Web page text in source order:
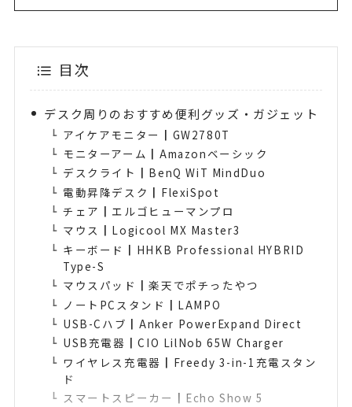
目次
デスク周りのおすすめ便利グッズ・ガジェット
アイケアモニター┃GW2780T
モニターアーム┃Amazonベーシック
デスクライト┃BenQ WiT MindDuo
電動昇降デスク┃FlexiSpot
チェア┃エルゴヒューマンプロ
マウス┃Logicool MX Master3
キーボード┃HHKB Professional HYBRID
Type-S
マウスパッド┃楽天でポチったやつ
ノートPCスタンド┃LAMPO
USB-Cハブ┃Anker PowerExpand Direct
USB充電器┃CIO LilNob 65W Charger
ワイヤレス充電器┃Freedy 3-in-1充電スタン
ド
スマートスピーカー┃Echo Show 5